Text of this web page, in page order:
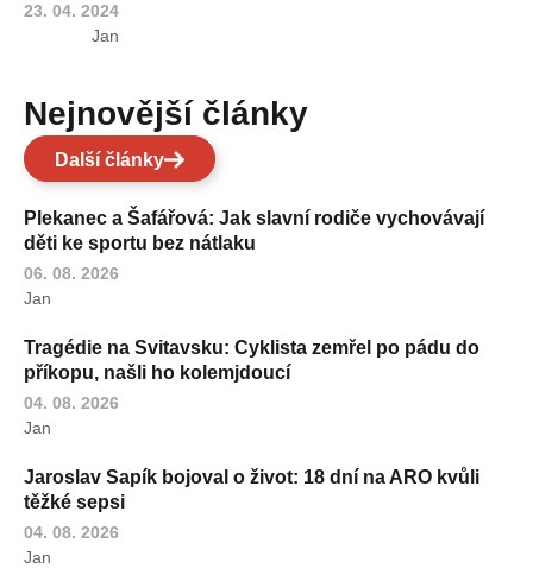
23. 04. 2024
Jan
Nejnovější články
Další články
Plekanec a Šafářová: Jak slavní rodiče vychovávají
děti ke sportu bez nátlaku
06. 08. 2026
Jan
Tragédie na Svitavsku: Cyklista zemřel po pádu do
příkopu, našli ho kolemjdoucí
04. 08. 2026
Jan
Jaroslav Sapík bojoval o život: 18 dní na ARO kvůli
těžké sepsi
04. 08. 2026
Jan